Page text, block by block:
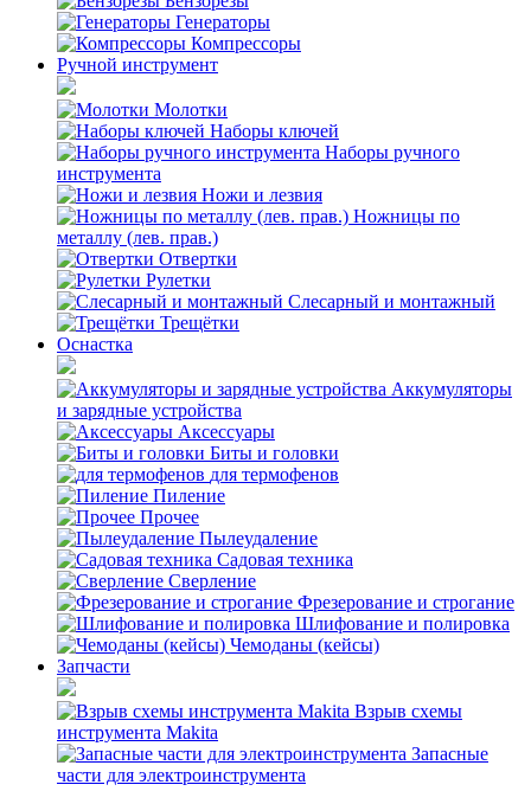
Генераторы
Компрессоры
Ручной инструмент
Молотки
Наборы ключей
Наборы ручного
инструмента
Ножи и лезвия
Ножницы по
металлу (лев. прав.)
Отвертки
Рулетки
Слесарный и монтажный
Трещётки
Оснастка
Аккумуляторы
и зарядные устройства
Аксессуары
Биты и головки
для термофенов
Пиление
Прочее
Пылеудаление
Садовая техника
Сверление
Фрезерование и строгание
Шлифование и полировка
Чемоданы (кейсы)
Запчасти
Взрыв схемы
инструмента Makita
Запасные
части для электроинструмента